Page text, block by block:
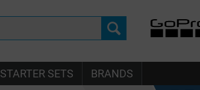
STARTER SETS BRANDS